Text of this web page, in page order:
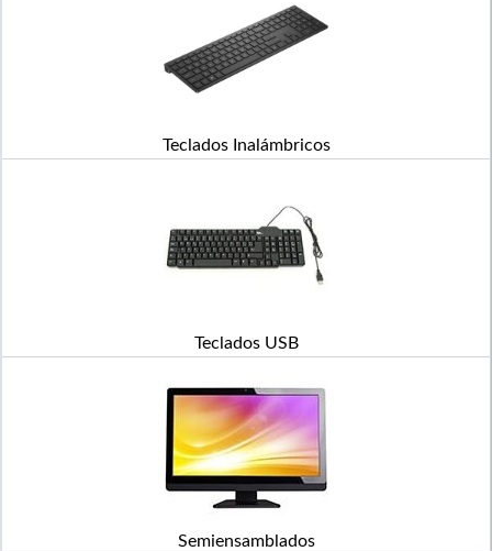
Teclados Inalámbricos
Teclados USB
Semiensamblados